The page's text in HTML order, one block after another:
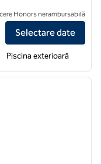
Suites by Hilton Boca
Honors nerambursabilă
Selectare date
Piscina exterioară